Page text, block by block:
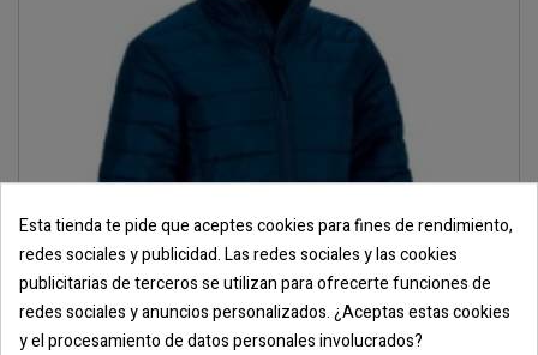
Esta tienda te pide que aceptes cookies para fines de rendimiento,
redes sociales y publicidad. Las redes sociales y las cookies
publicitarias de terceros se utilizan para ofrecerte funciones de
redes sociales y anuncios personalizados. ¿Aceptas estas cookies
y el procesamiento de datos personales involucrados?